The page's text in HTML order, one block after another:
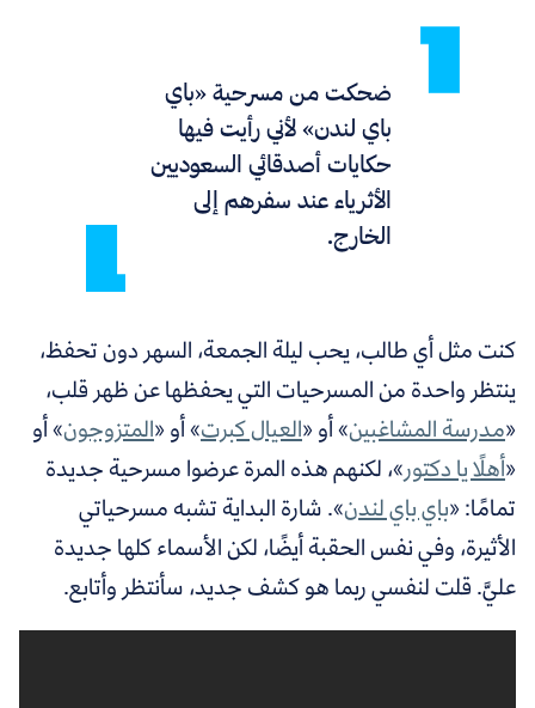
ضحكت من مسرحية «باي
باي لندن» لأني رأيت فيها
حكايات أصدقائي السعوديين
الأثرياء عند سفرهم إلى
الخارج.
كنت مثل أي طالب، يحب ليلة الجمعة، السهر دون تحفظ،
ينتظر واحدة من المسرحيات التي يحفظها عن ظهر قلب،
«مدرسة المشاغبين» أو «العيال كبرت» أو «المتزوجون» أو
«أهلًا يا دكتور»، لكنهم هذه المرة عرضوا مسرحية جديدة
تمامًا: «باي باي لندن». شارة البداية تشبه مسرحياتي
الأثيرة، وفي نفس الحقبة أيضًا، لكن الأسماء كلها جديدة
عليَّ. قلت لنفسي ربما هو كشف جديد، سأنتظر وأتابع.